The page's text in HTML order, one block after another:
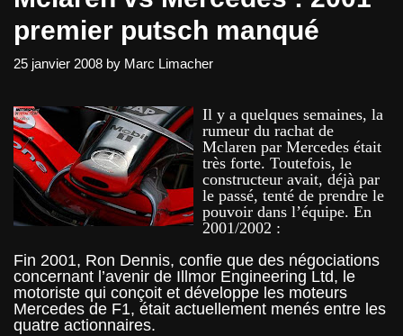
premier putsch manqué
25 janvier 2008 by Marc Limacher
Il y a quelques semaines, la
rumeur du rachat de
Mclaren par Mercedes était
très forte. Toutefois, le
constructeur avait, déjà par
le passé, tenté de prendre le
pouvoir dans l’équipe. En
2001/2002 :
Fin 2001, Ron Dennis, confie que des négociations
concernant l’avenir de Illmor Engineering Ltd, le
motoriste qui conçoit et développe les moteurs
Mercedes de F1, était actuellement menés entre les
quatre actionnaires.